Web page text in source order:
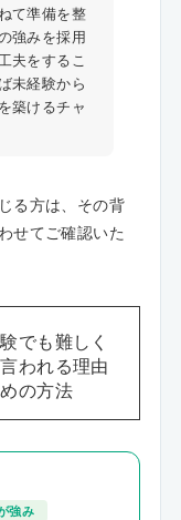
て準備を整
強みを採用
夫をするこ
未経験から
築けるチャ
る方は、その背
せてご確認いた
でも難しく
われる理由
の方法
強み